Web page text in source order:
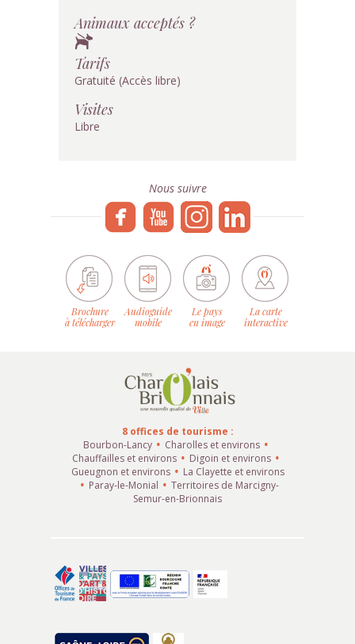
Animaux acceptés ?
Tarifs
Gratuité (Accès libre)
Visites
Libre
Nous suivre
Brochure
à télécharger
Audioguide
mobile
Le pays
en image
La carte
interactive
8 offices de tourisme :
Bourbon-Lancy
Charolles et environs
Chauffailles et environs
Digoin et environs
Gueugnon et environs
La Clayette et environs
Paray-le-Monial
Territoires de Marcigny-
Semur-en-Brionnais